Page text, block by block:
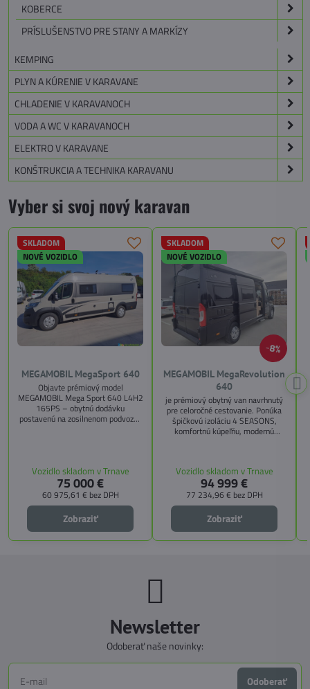
KOBERCE
PRÍSLUŠENSTVO PRE STANY A MARKÍZY
KEMPING
PLYN A KÚRENIE V KARAVANE
CHLADENIE V KARAVANOCH
VODA A WC V KARAVANOCH
ELEKTRO V KARAVANE
KONŠTRUKCIA A TECHNIKA KARAVANU
Vyber si svoj nový karavan
SKLADOM
NOVÉ VOZIDLO
MEGAMOBIL MegaSport 640
Objavte prémiový model
MEGAMOBIL Mega Sport 640 L4H2
165PS – obytnú dodávku
postavenú na zosilnenom podvozku
pozdĺžnemu lôžku a možnosti
doplniť predné prídavné lôžko.
Vozidlo skladom v Trnave
75 000 €
60 975,61 € bez DPH
Zobraziť
8%
SKLADOM
NOVÉ VOZIDLO
MEGAMOBIL MegaRevolution
640
je prémiový obytný van navrhnutý
pre celoročné cestovanie. Ponúka
špičkovú izoláciu 4 SEASONS,
komfortnú kúpeľňu, modernú
CITY, TECHNO, SICHERHEIT a
MEGA WINTER získate maximálnu
bezpečnosť, pohodlie a
technologické inovácie. Ideálna
voľba pre tých, ktorí hľadajú luxus,
funkčnosť a slobodu na cestách.
Vozidlo skladom v Trnave
94 999 €
77 234,96 € bez DPH
Zobraziť
Newsletter
Odoberať naše novinky:
Odoberať